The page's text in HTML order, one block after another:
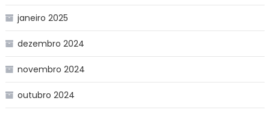
janeiro 2025
dezembro 2024
novembro 2024
outubro 2024